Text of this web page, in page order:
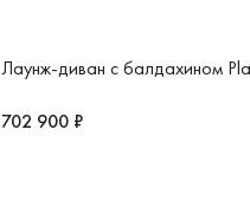
Лаунж-диван с балдахином
702 900 ₽